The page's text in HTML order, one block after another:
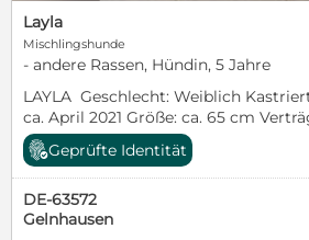
Layla
Mischlingshunde
- andere Rassen, Hündin, 5 Jahre
LAYLA Geschlecht: Weiblich
ca. April 2021 Größe: ca. 65 cm
Artgenossen: Gut Verträglichkeit mit
bekannt Verträglichkeit mit Kindern:
Aufenthalt: Rumänien, Băbana
leichte Vergangenheit hinter sich,
erstaunlicher ist es, dass sie sich ihr
Geprüfte Identität
DE-63572
Gelnhausen